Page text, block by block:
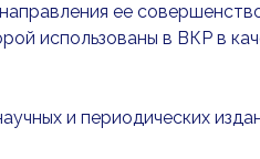
ее
использованы в ВКР в
и периодических